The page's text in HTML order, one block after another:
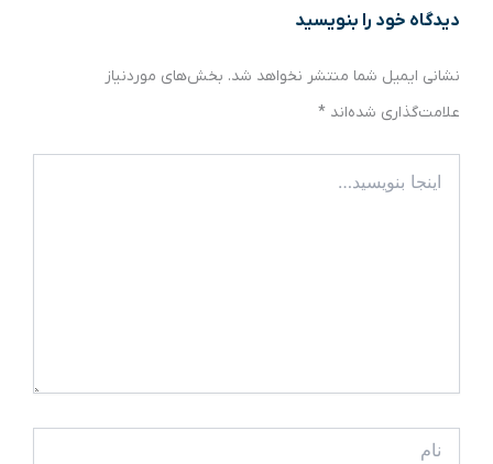
دیدگاه‌ خود را بنویسید
نشانی ایمیل شما منتشر نخواهد شد. بخش‌های موردنیاز
علامت‌گذاری شده‌اند *
بنویسید…